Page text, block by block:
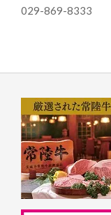
029-869-8333